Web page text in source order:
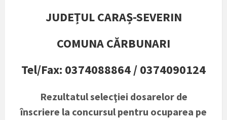
JUDEȚUL CARAȘ-SEVERIN
COMUNA CĂRBUNARI
Tel/Fax: 0374088864 / 0374090124
Rezultatul selecţiei dosarelor de
înscriere la concursul pentru ocuparea pe